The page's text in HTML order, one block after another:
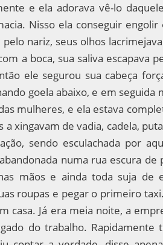
e ela adorava vê-lo
Nisso ela conseguir
nariz, seus olhos
a boca, sua saliva escapava
ele segurou sua cabeça
goela abaixo, e em seguida
mulheres, e ela estava
xingavam de vadia, cadela,
sendo esculachada por
numa rua escura
mãos e ainda toda suja de
roupas e pegar o primeiro
casa. Já era meia noite, a
do trabalho. Rapidamente